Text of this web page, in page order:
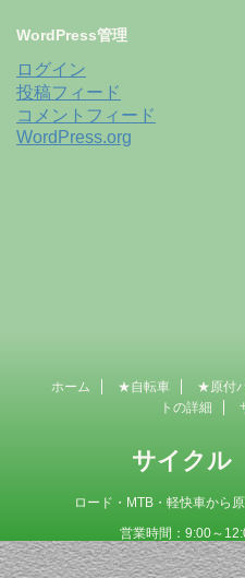
WordPress管理
ログイン
投稿フィード
コメントフィード
WordPress.org
ホーム ★自転車 ★原付
トの詳細
サイク
ロード・MTB・軽快車から
営業時間：9:00～
定 休 日